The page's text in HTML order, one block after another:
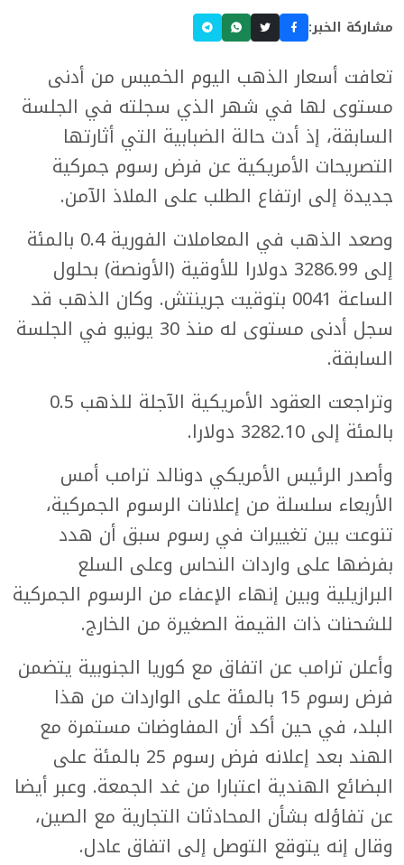
مشاركة الخبر:
تعافت أسعار الذهب اليوم الخميس من أدنى
مستوى لها في شهر الذي سجلته في الجلسة
السابقة، إذ أدت حالة الضبابية التي أثارتها
التصريحات الأمريكية عن فرض رسوم جمركية
جديدة إلى ارتفاع الطلب على الملاذ الآمن.
وصعد الذهب في المعاملات الفورية 0.4 بالمئة
إلى 3286.99 دولارا للأوقية (الأونصة) بحلول
الساعة 0041 بتوقيت جرينتش. وكان الذهب قد
سجل أدنى مستوى له منذ 30 يونيو في الجلسة
السابقة.
وتراجعت العقود الأمريكية الآجلة للذهب 0.5
بالمئة إلى 3282.10 دولارا.
وأصدر الرئيس الأمريكي دونالد ترامب أمس
الأربعاء سلسلة من إعلانات الرسوم الجمركية،
تنوعت بين تغييرات في رسوم سبق أن هدد
بفرضها على واردات النحاس وعلى السلع
البرازيلية وبين إنهاء الإعفاء من الرسوم الجمركية
للشحنات ذات القيمة الصغيرة من الخارج.
وأعلن ترامب عن اتفاق مع كوريا الجنوبية يتضمن
فرض رسوم 15 بالمئة على الواردات من هذا
البلد، في حين أكد أن المفاوضات مستمرة مع
الهند بعد إعلانه فرض رسوم 25 بالمئة على
البضائع الهندية اعتبارا من غد الجمعة. وعبر أيضا
عن تفاؤله بشأن المحادثات التجارية مع الصين،
وقال إنه يتوقع التوصل إلى اتفاق عادل.